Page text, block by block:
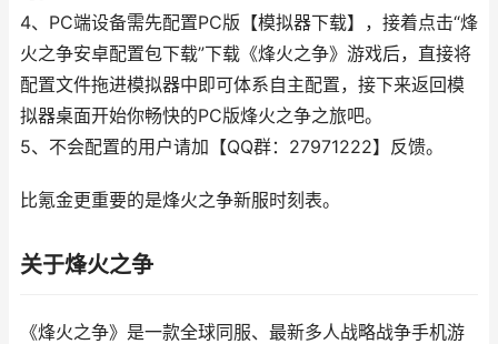
4、PC端设备需先配置PC版【模拟器下载】，接着点击“烽
火之争安卓配置包下载”下载《烽火之争》游戏后，直接将
配置文件拖进模拟器中即可体系自主配置，接下来返回模
拟器桌面开始你畅快的PC版烽火之争之旅吧。
5、不会配置的用户请加【QQ群：27971222】反馈。
比氪金更重要的是烽火之争新服时刻表。
关于烽火之争
《烽火之争》是一款全球同服、最新多人战略战争手机游